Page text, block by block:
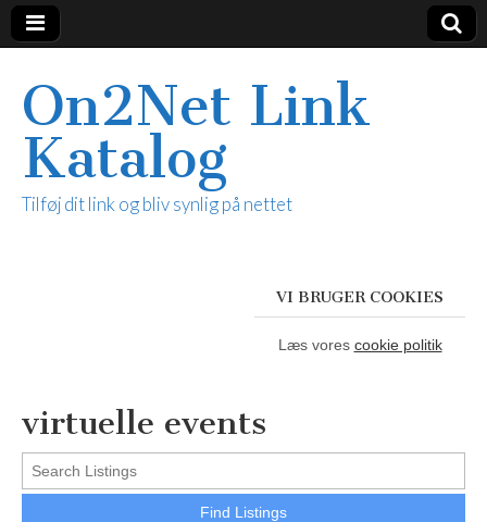
On2Net Link
Katalog
Tilføj dit link og bliv synlig på nettet
VI BRUGER COOKIES
Læs vores cookie politik
virtuelle events